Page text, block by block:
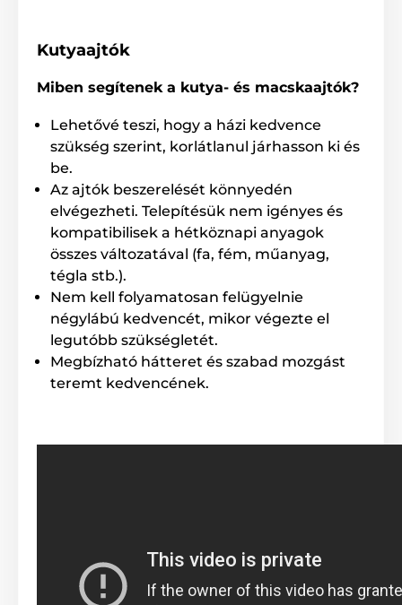
Kutyaajtók
Miben segítenek a kutya- és macskaajtók?
Lehetővé teszi, hogy a házi kedvence
szükség szerint, korlátlanul járhasson ki és
be.
Az ajtók beszerelését könnyedén
elvégezheti. Telepítésük nem igényes és
kompatibilisek a hétköznapi anyagok
összes változatával (fa, fém, műanyag,
tégla stb.).
Nem kell folyamatosan felügyelnie
négylábú kedvencét, mikor végezte el
legutóbb szükségletét.
Megbízható hátteret és szabad mozgást
teremt kedvencének.